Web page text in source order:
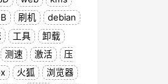
刷机
debian
工具
卸载
测速 激活
压
火狐 浏览器